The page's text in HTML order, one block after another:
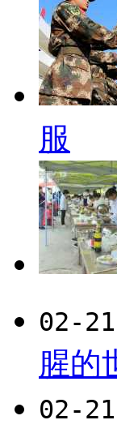
服
02-21
腥的
02-21